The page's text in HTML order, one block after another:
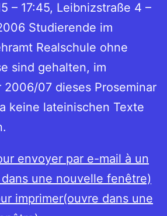
– 17:45, Leibnizstraße 4 –
Studierende im
Realschule ohne
sind gehalten, im
2006/07 dieses Proseminar
keine lateinischen Texte
envoyer par e-mail à un
une nouvelle fenêtre)
imprimer(ouvre dans une